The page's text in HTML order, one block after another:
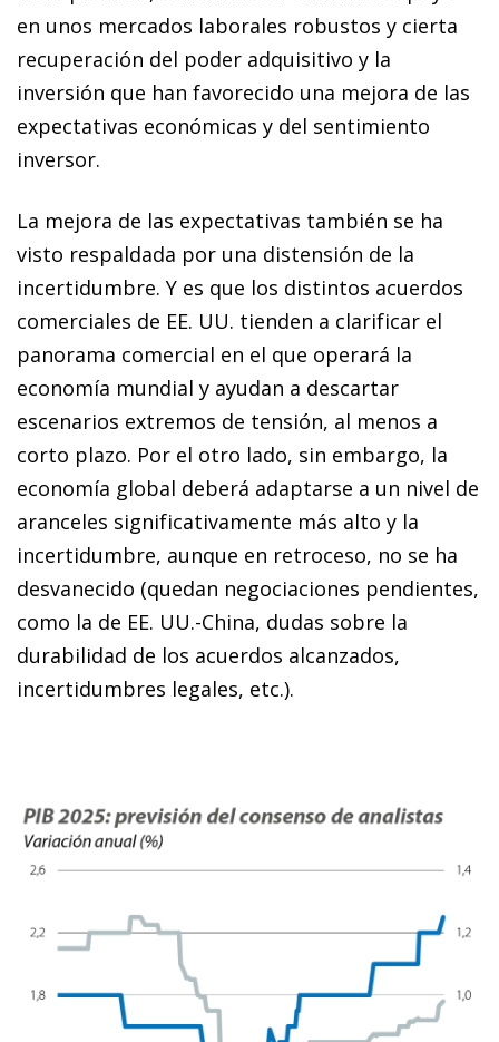
en unos mercados laborales robustos y cierta
recuperación del poder adquisitivo y la
inversión que han favorecido una mejora de las
expectativas económicas y del sentimiento
inversor.
La mejora de las expectativas también se ha
visto respaldada por una distensión de la
incertidumbre. Y es que los distintos acuerdos
comerciales de EE. UU. tienden a clarificar el
panorama comercial en el que operará la
economía mundial y ayudan a descartar
escenarios extremos de tensión, al menos a
corto plazo. Por el otro lado, sin embargo, la
economía global deberá adaptarse a un nivel de
aranceles significativamente más alto y la
incertidumbre, aunque en retroceso, no se ha
desvanecido (quedan negociaciones pendientes,
como la de EE. UU.-China, dudas sobre la
durabilidad de los acuerdos alcanzados,
incertidumbres legales, etc.).